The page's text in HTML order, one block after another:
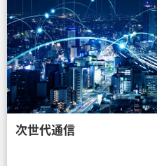
次世代通信